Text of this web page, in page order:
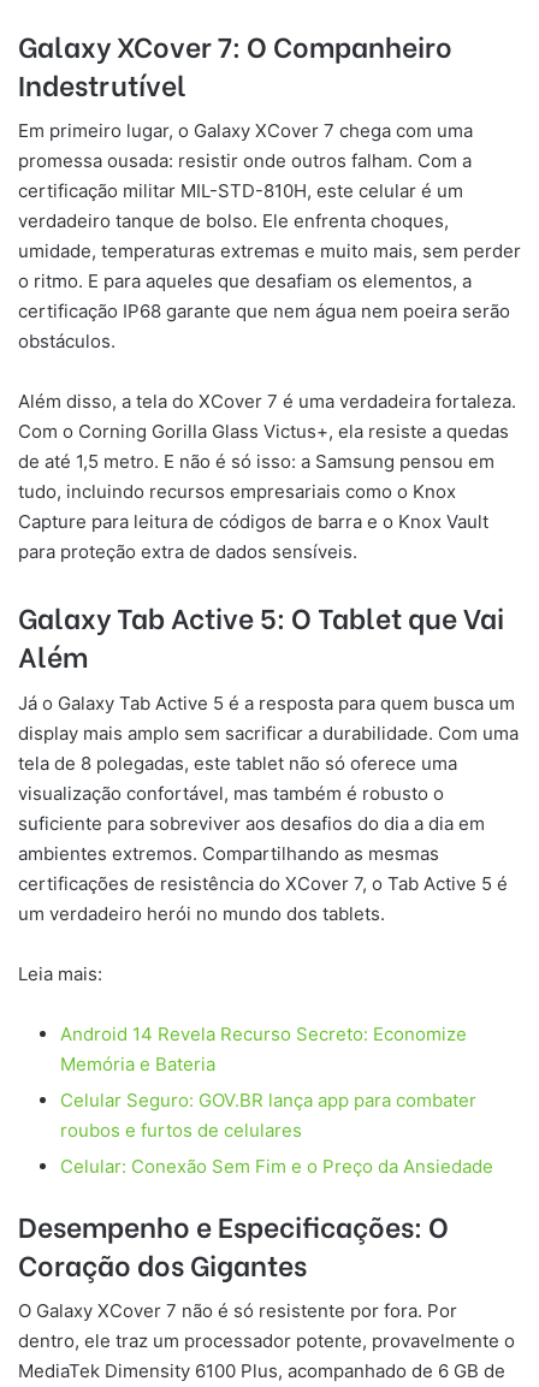
Galaxy XCover 7: O Companheiro
Indestrutível
Em primeiro lugar, o Galaxy XCover 7 chega com uma
promessa ousada: resistir onde outros falham. Com a
certificação militar MIL-STD-810H, este celular é um
verdadeiro tanque de bolso. Ele enfrenta choques,
umidade, temperaturas extremas e muito mais, sem perder
o ritmo. E para aqueles que desafiam os elementos, a
certificação IP68 garante que nem água nem poeira serão
obstáculos.
Além disso, a tela do XCover 7 é uma verdadeira fortaleza.
Com o Corning Gorilla Glass Victus+, ela resiste a quedas
de até 1,5 metro. E não é só isso: a Samsung pensou em
tudo, incluindo recursos empresariais como o Knox
Capture para leitura de códigos de barra e o Knox Vault
para proteção extra de dados sensíveis.
Galaxy Tab Active 5: O Tablet que Vai
Além
Já o Galaxy Tab Active 5 é a resposta para quem busca um
display mais amplo sem sacrificar a durabilidade. Com uma
tela de 8 polegadas, este tablet não só oferece uma
visualização confortável, mas também é robusto o
suficiente para sobreviver aos desafios do dia a dia em
ambientes extremos. Compartilhando as mesmas
certificações de resistência do XCover 7, o Tab Active 5 é
um verdadeiro herói no mundo dos tablets.
Leia mais:
Android 14 Revela Recurso Secreto: Economize
Memória e Bateria
Celular Seguro: GOV.BR lança app para combater
roubos e furtos de celulares
Celular: Conexão Sem Fim e o Preço da Ansiedade
Desempenho e Especificações: O
Coração dos Gigantes
O Galaxy XCover 7 não é só resistente por fora. Por
dentro, ele traz um processador potente, provavelmente o
MediaTek Dimensity 6100 Plus, acompanhado de 6 GB de